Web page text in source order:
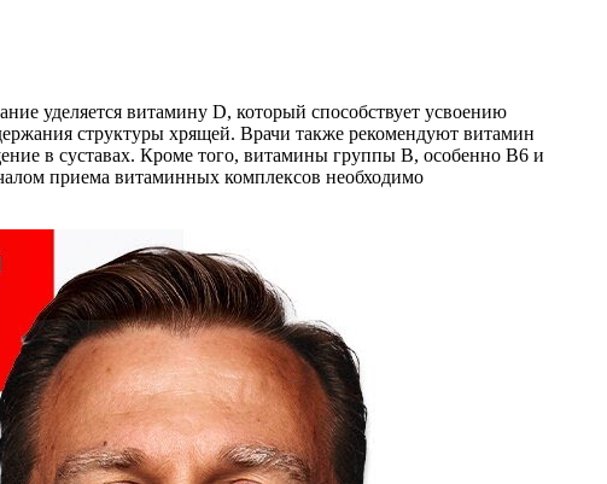
уделяется витамину D, который способствует усвоению
структуры хрящей. Врачи также рекомендуют витамин
в суставах. Кроме того, витамины группы B, особенно B6 и
приема витаминных комплексов необходимо